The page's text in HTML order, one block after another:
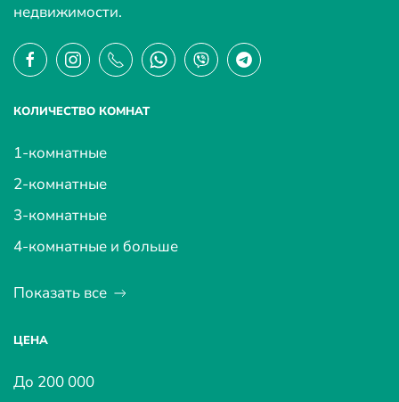
недвижимости.
КОЛИЧЕСТВО КОМНАТ
1-комнатные
2-комнатные
3-комнатные
4-комнатные и больше
Показать все
ЦЕНА
До 200 000